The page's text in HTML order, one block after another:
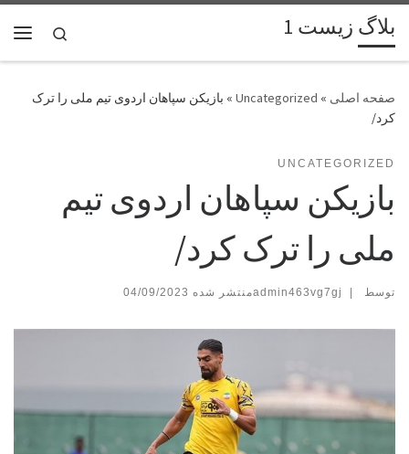
پرش به محتوا بلاگ زیست 1
Search
»
Uncategorized
» بازیکن سپاهان اردوی تیم ملی را ترک
کرد/
UNCATEGORIZED
بازیکن سپاهان اردوی تیم
ملی را ترک کرد/
توسط admin463vg7gj |
04/09/2023